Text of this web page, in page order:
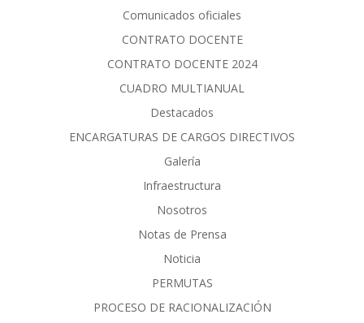
Comunicados oficiales
CONTRATO DOCENTE
CONTRATO DOCENTE 2024
CUADRO MULTIANUAL
Destacados
ENCARGATURAS DE CARGOS DIRECTIVOS
Galería
Infraestructura
Nosotros
Notas de Prensa
Noticia
PERMUTAS
PROCESO DE RACIONALIZACIÓN